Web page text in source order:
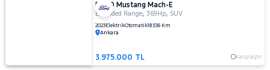
FORD Mustang Mach-E
Extended Range,369Hp, SUV
2023ElektrikOtomatik18.536 Km
Ankara
3.975.000 TL Karşılaştır